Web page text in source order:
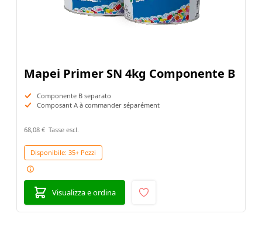
Mapei Primer SN 4kg Componente B
Componente B separato
Composant A à commander séparément
68,08 €
Disponibile: 35+ Pezzi
Visualizza e ordina